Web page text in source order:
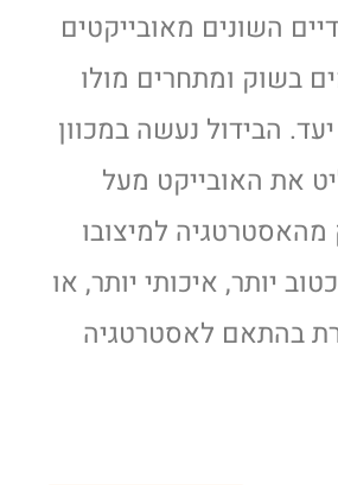
השונים מאובייקטים
בשוק ומתחרים מולו
הבידול נעשה במכוון
את האובייקט מעל
למיצובו
יותר, איכותי יותר, או
בהתאם לאסטרטגיה